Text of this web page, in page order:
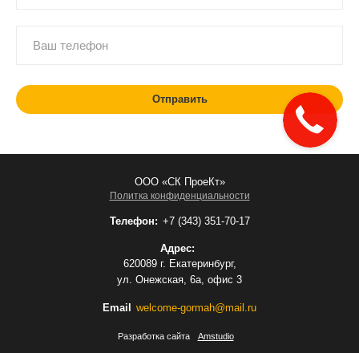
ООО «СК ПроеКт»
Политка конфиденциальности
Телефон: +7 (343) 351-70-17
Адрес:
620089 г. Екатеринбург,
ул. Онежская, 6а, офис 3
Email welcome-gormah@mail.ru
Разработка сайта Amstudio